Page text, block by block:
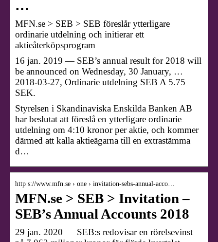
…
MFN.se > SEB > SEB föreslår ytterligare
ordinarie utdelning och initierar ett
aktieåterköpsprogram
16 jan. 2019 — SEB’s annual result for 2018 will
be announced on Wednesday, 30 January, …
2018-03-27, Ordinarie utdelning SEB A 5.75
SEK.
Styrelsen i Skandinaviska Enskilda Banken AB
har beslutat att föreslå en ytterligare ordinarie
utdelning om 4:10 kronor per aktie, och kommer
därmed att kalla aktieägarna till en extrastämma
d…
http s://www.mfn.se › one › invitation-sebs-annual-acco…
MFN.se > SEB > Invitation –
SEB’s Annual Accounts 2018
29 jan. 2020 — SEB:s redovisar en rörelsevinst